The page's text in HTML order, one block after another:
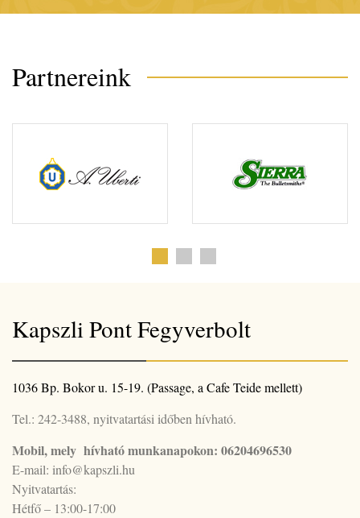
Partnereink
Kapszli Pont Fegyverbolt
1036 Bp. Bokor u. 15-19. (Passage, a Cafe Teide mellett)
Tel.: 242-3488, nyitvatartási időben hívható.
Mobil, mely hívható munkanapokon: 06204696530
E-mail: info@kapszli.hu
Nyitvatartás:
Hétfő – 13:00-17:00